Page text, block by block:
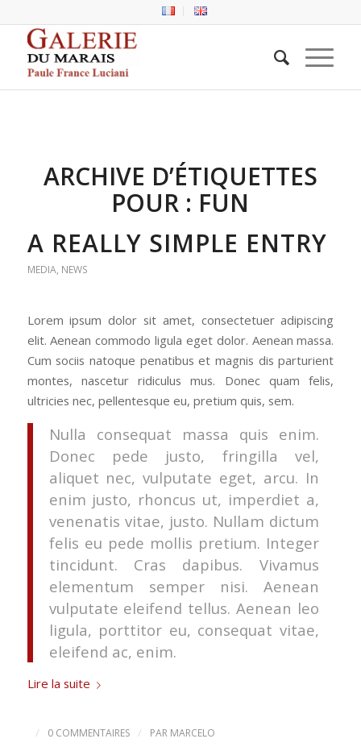
ARCHIVE D’ÉTIQUETTES
POUR : FUN
A REALLY SIMPLE ENTRY
MEDIA, NEWS
Lorem ipsum dolor sit amet, consectetuer adipiscing
elit. Aenean commodo ligula eget dolor. Aenean massa.
Cum sociis natoque penatibus et magnis dis parturient
montes, nascetur ridiculus mus. Donec quam felis,
ultricies nec, pellentesque eu, pretium quis, sem.
Nulla consequat massa quis enim.
Donec pede justo, fringilla vel,
aliquet nec, vulputate eget, arcu. In
enim justo, rhoncus ut, imperdiet a,
venenatis vitae, justo. Nullam dictum
felis eu pede mollis pretium. Integer
tincidunt. Cras dapibus. Vivamus
elementum semper nisi. Aenean
vulputate eleifend tellus. Aenean leo
ligula, porttitor eu, consequat vitae,
eleifend ac, enim.
Lire la suite
/ 0 COMMENTAIRES / PAR MARCELO